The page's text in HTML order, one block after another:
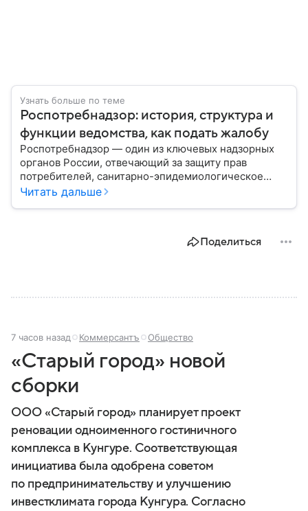
Узнать больше по теме
Роспотребнадзор: история, структура и
функции ведомства, как подать жалобу
Роспотребнадзор — один из ключевых надзорных
органов России, отвечающий за защиту прав
потребителей, санитарно-эпидемиологическое
благополучие населения и контроль соблюдения
Читать дальше
Поделиться
7 часов назад Коммерсантъ Общество
«Старый город» новой
сборки
ООО «Старый город» планирует проект
реновации одноименного гостиничного
комплекса в Кунгуре. Соответствующая
инициатива была одобрена советом
по предпринимательству и улучшению
инвестклимата города Кунгура. Согласно